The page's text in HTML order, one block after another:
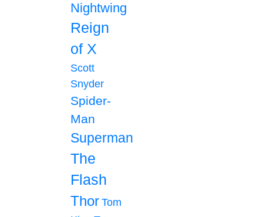
Nightwing
Reign
of X
Scott
Snyder
Spider-
Man
Superman
The
Flash
Thor Tom